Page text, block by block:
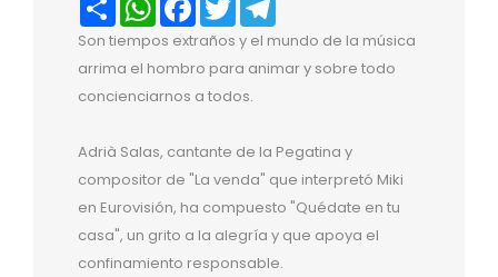
Son tiempos extraños y el mundo de la música
arrima el hombro para animar y sobre todo
concienciarnos a todos.
Adrià Salas, cantante de la Pegatina y
compositor de "La venda" que interpretó Miki
en Eurovisión, ha compuesto "Quédate en tu
casa", un grito a la alegría y que apoya el
confinamiento responsable.